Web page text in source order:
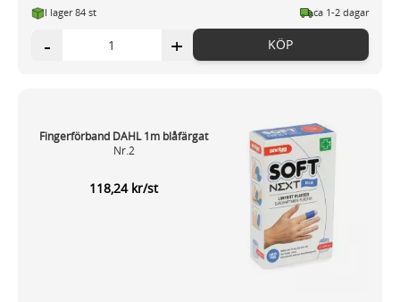
I lager 84 st ca 1-2 dagar
- + KÖP
Fingerförband DAHL 1m blåfärgat
Nr.2
118,24 kr/st